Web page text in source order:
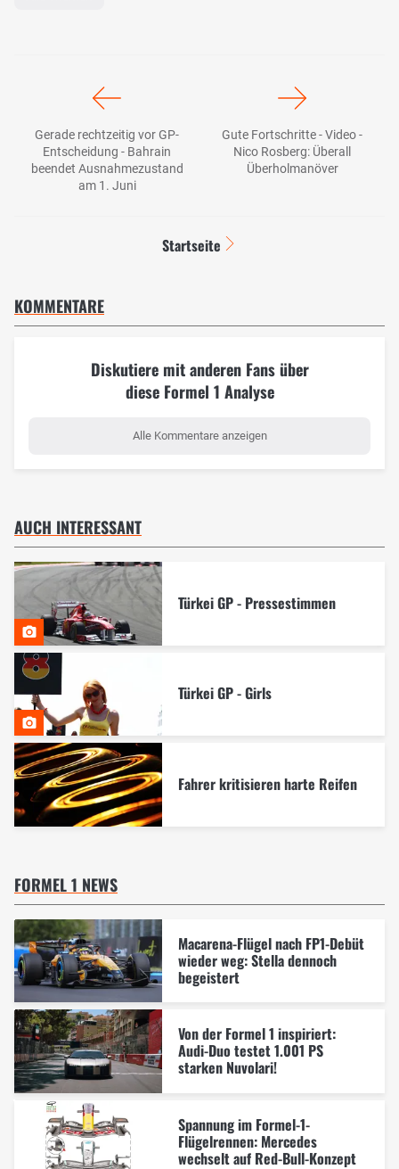
Gerade rechtzeitig vor GP-
Entscheidung - Bahrain
beendet Ausnahmezustand
am 1. Juni
Gute Fortschritte - Video -
Nico Rosberg: Überall
Überholmanöver
Startseite
KOMMENTARE
Diskutiere mit anderen Fans über
diese Formel 1 Analyse
Alle Kommentare anzeigen
AUCH INTERESSANT
Türkei GP - Pressestimmen
Türkei GP - Girls
Fahrer kritisieren harte Reifen
FORMEL 1 NEWS
Macarena-Flügel nach FP1-Debüt
wieder weg: Stella dennoch
begeistert
Von der Formel 1 inspiriert:
Audi-Duo testet 1.001 PS
starken Nuvolari!
Spannung im Formel-1-
Flügelrennen: Mercedes
wechselt auf Red-Bull-Konzept